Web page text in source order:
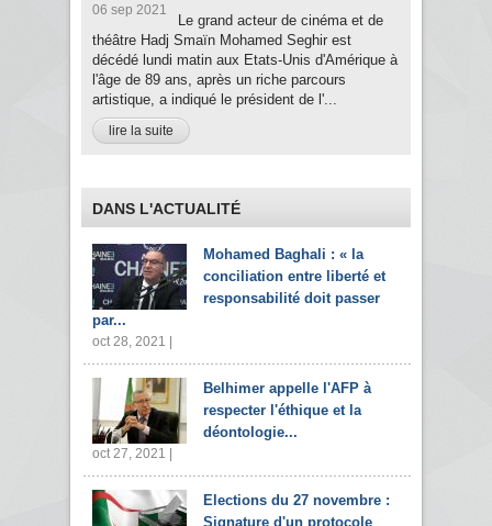
06 sep 2021
Le grand acteur de cinéma et de
théâtre Hadj Smaïn Mohamed Seghir est
décédé lundi matin aux Etats-Unis d'Amérique à
l'âge de 89 ans, après un riche parcours
artistique, a indiqué le président de l'...
lire la suite
DANS L'ACTUALITÉ
Mohamed Baghali : « la
conciliation entre liberté et
responsabilité doit passer
par...
oct 28, 2021 |
Belhimer appelle l'AFP à
respecter l'éthique et la
déontologie...
oct 27, 2021 |
Elections du 27 novembre :
Signature d'un protocole